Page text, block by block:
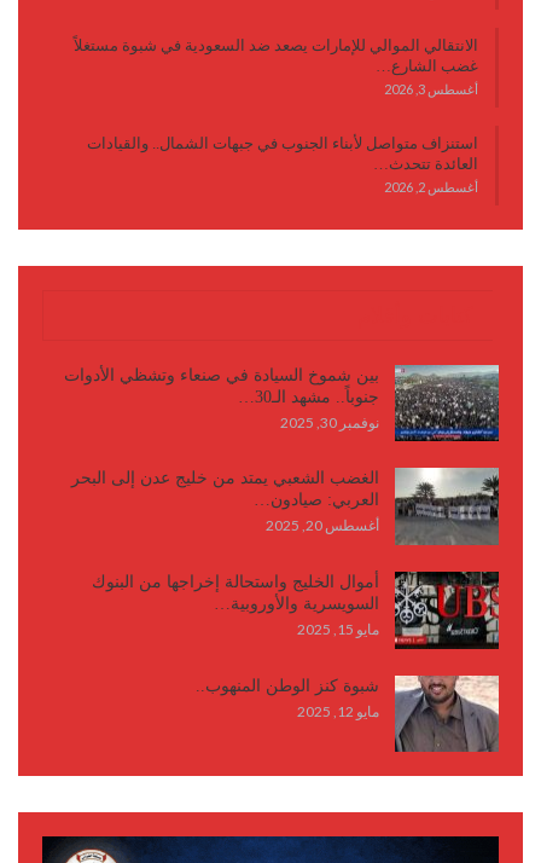
الانتقالي الموالي للإمارات يصعد ضد السعودية في شبوة مستغلاً
غضب الشارع…
أغسطس 3, 2026
استنزاف متواصل لأبناء الجنوب في جبهات الشمال.. والقيادات
العائدة تتحدث…
أغسطس 2, 2026
بين شموخ السيادة في صنعاء وتشظي الأدوات
جنوباً.. مشهد الـ30…
نوفمبر 30, 2025
الغضب الشعبي يمتد من خليج عدن إلى البحر
العربي: صيادون…
أغسطس 20, 2025
أموال الخليج واستحالة إخراجها من البنوك
السويسرية والأوروبية…
مايو 15, 2025
شبوة كنز الوطن المنهوب..
مايو 12, 2025